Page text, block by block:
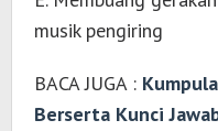
musik pengiring
BACA JUGA :
Berserta Kunci